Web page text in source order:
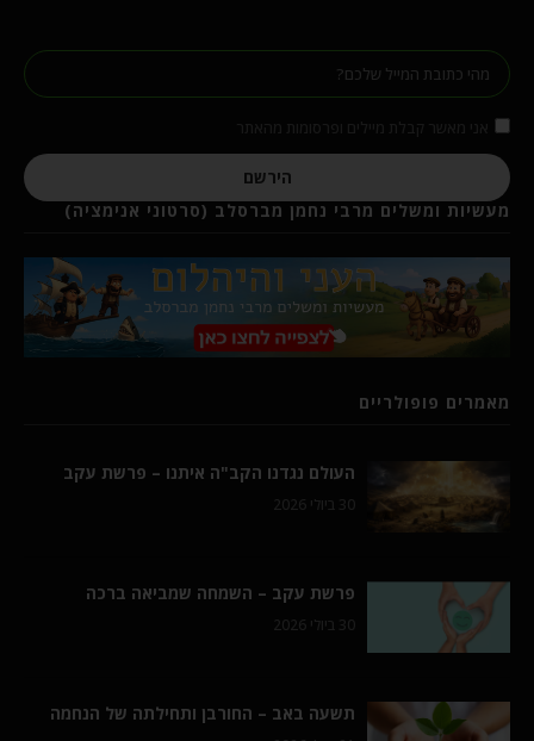
הירשם
מעשיות ומשלים מרבי נחמן מברסלב (סרטוני אנימציה)
מאמרים פופולריים
העולם נגדנו הקב"ה איתנו – פרשת עקב
30 ביולי 2026
פרשת עקב – השמחה שמביאה ברכה
30 ביולי 2026
תשעה באב – החורבן ותחילתה של הנחמה